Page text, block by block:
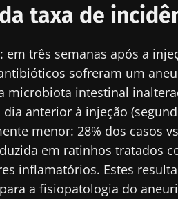
taxa de
três semanas após a
sofreram um
microbiota intestinal
anterior à injeção
menor: 28% dos casos
em ratinhos tratados
inflamatórios. Estes
a fisiopatologia do
informado
de saúde e
e o "HCP Magazine" para se
o "HCP Magazine" para se
receber mais informações
de utilizaçãoe apolítica de